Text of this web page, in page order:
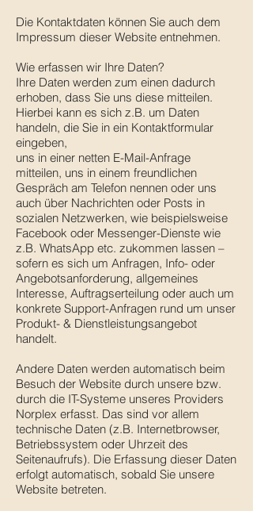
Die Kontaktdaten können Sie auch dem
Impressum dieser Website entnehmen.
Wie erfassen wir Ihre Daten?
Ihre Daten werden zum einen dadurch
erhoben, dass Sie uns diese mitteilen.
Hierbei kann es sich z.B. um Daten
handeln, die Sie in ein Kontaktformular
eingeben,
uns in einer netten E-Mail-Anfrage
mitteilen, uns in einem freundlichen
Gespräch am Telefon nennen oder uns
auch über Nachrichten oder Posts in
sozialen Netzwerken, wie beispielsweise
Facebook oder Messenger-Dienste wie
z.B. WhatsApp etc. zukommen lassen –
sofern es sich um Anfragen, Info- oder
Angebotsanforderung, allgemeines
Interesse, Auftragserteilung oder auch um
konkrete Support-Anfragen rund um unser
Produkt- & Dienstleistungsangebot
handelt.
Andere Daten werden automatisch beim
Besuch der Website durch unsere bzw.
durch die IT-Systeme unseres Providers
Norplex erfasst. Das sind vor allem
technische Daten (z.B. Internetbrowser,
Betriebssystem oder Uhrzeit des
Seitenaufrufs). Die Erfassung dieser Daten
erfolgt automatisch, sobald Sie unsere
Website betreten.